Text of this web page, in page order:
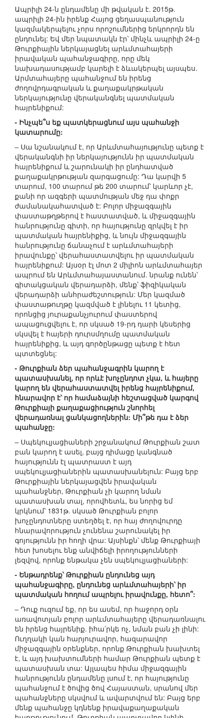
Ապրիլի 24-ն ընդամենը մի թվական է. 2015թ.
ապրիլի 24-ին իրենք Հայոց ցեղասպանություն
կազմակերպելու չորս որոշումներից երկրորդն են
ընդունել: Եվ մեր նպատակն էր՝ մինչև ապրիլի 24-ը
Թուրքիային ներկայացնել արևմտահայերի
իրավական պահանջագիրը, որը մեկ
նախադասությամբ կարելի է ձևակերպել այսպես.
Արմտահայերը պահանջում են իրենց
ժողովրդագրական և քաղաքակրթական
ներկայությունը վերականգնել պատմական
հայրենիքում:
- Ինչպե՞ս եք պատկերացնում այս պահանջի
կատարումը:
– Սա նշանակում է, որ Արևմտահայությունը պետք է
վերականգնի իր ներկայությունն իր պատմական
հայրենիքում և շարունակի իր ընդհատված
քաղաքակրթության զարգացումը: Դա կարվի 5
տարում, 100 տարում թե 200 տարում՝ կարևոր չէ,
քանի որ ազգերի պատմության մեջ դա փոքր
ժամանակահատված է: Բոլոր միջազգային
փաստաթղթերով է հաստատված, և միջազգային
հանրությունը գիտի, որ հայությունը զրկվել է իր
պատմական հայրենիքից, և նույն միջազգային
հանրությունը ճանաչում է արևմտահայերի
իրավունքը՝ վերահաստատվելու իր պատմական
հայրենիքում: Այսօր էլ մոտ 2 միլիոն արևմտահայեր
ապրում են Արևմտահայաստանում. նրանք ունեն՝
գիտակցական վերադարձի, մենք՝ ֆիզիկական
վերադարձի անհրաժեշտություն: Մեր կազմած
փաստաթուղթը կազմված է լինելու 11 կետից,
որոնցից յուրաքանչյուրում փաստերով
ապացուցվելու է, որ սկսած 19-րդ դարի կեսերից
սկսվել է հայերի դուրսմղումը պատմական
հայրենիքից, և այդ գործընթացը պետք է հետ
պտտեցնել:
- Թուրքիան ձեր պահանջագրին կարող է
պատասխանել, որ որևէ խոչընդոտ չկա, և հայերը
կարող են վերահաստատվել իրենց հայրենիքում,
հնարավոր է՝ որ համաձայնի հեշտացված կարգով
Թուրքիայի քաղաքացիություն շնորհել
վերադառնալ ցանկացողներին: Մի՞թե դա է ձեր
պահանջը:
– Սպեկուլյացիաների շրջանակում Թուրքիան շատ
բան կարող է ասել, բայց դիմացը կանգնած
հայությունն էլ պատրաստ է այդ
սպեկուլյացիաներին պատասխանելուն: Բայց երբ
Թուրքիային ներկայացվեն իրավական
պահանջներ, Թուրքիան չի կարող նման
պատասխան տալ, որովհետև, ես նորից եմ
կրկնում՝ 1831թ. սկսած Թուրքիան բոլոր
խոչընդոտները ստեղծել է, որ հայ ժողովուրդը
հնարավորություն չունենա շարունակել իր
գոյությունն իր հողի վրա: Այսինքն՝ մենք Թուրքիայի
հետ խոսելու ենք անվիճելի իրողությունների
լեզվով, որոնք ենթակա չեն սպեկուլյացիաների:
- Ենթադրենք՝ Թուրքիան ընդունեց այդ
պահանջագիրը, ընդունեց արևմտահայերի՝ իր
պատմական հողում ապրելու իրավունքը, հետո՞:
– Դուք ուզում եք, որ ես ասեմ, որ հաջորդ օրն
առավոտյան բոլոր արևմտահայերը վերադառնալու
են իրենց հայրենիք. իհա՛րկե ոչ, նման բան չի լինի:
Ուղղակի կան հարյուրավոր, հազարավոր
միջազգային օրենքներ, որոնք Թուրքիան խախտել
է, և այդ խախտումների համար Թուրքիան պետք է
պատասխան տա: Այլապես հիմա միջազգային
հանրությունն ընդամենը լսում է, որ հայությունը
պահանջում է ծովից ծով Հայաստան, սրանով մեր
պահանջները սկսվում և ավարտվում են: Բայց երբ
մենք պահանջը կդնենք իրավաքաղաքական